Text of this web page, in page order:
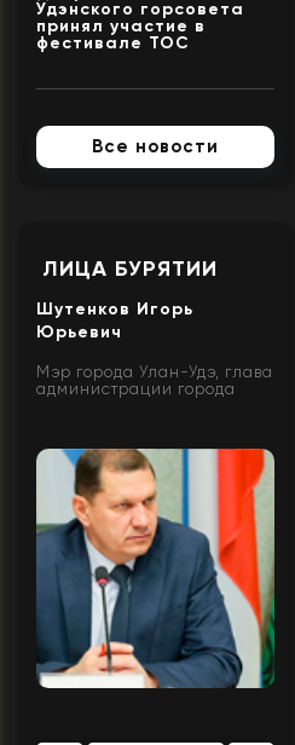
Удэнского горсовета
принял участие в
фестивале ТОС
Все новости
ЛИЦА БУРЯТИИ
Шутенков Игорь
Юрьевич
Мэр города Улан-Удэ, глава
администрации города